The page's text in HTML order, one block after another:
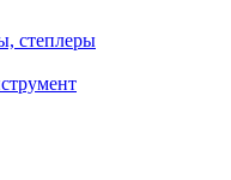
степлеры